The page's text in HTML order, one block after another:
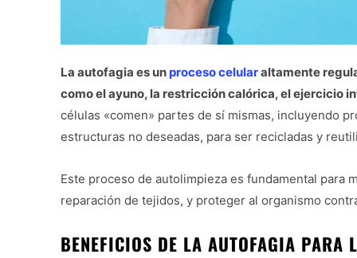
La autofagia es un proceso celularaltamente
como el ayuno, la restricción calórica, el ejercicio
células «comen» partes de sí mismas, incluyendo
estructuras no deseadas, para ser recicladas y
Este proceso de autolimpieza es fundamental para
reparación de tejidos, y proteger al organismo
BENEFICIOS DE LA AUTOFAGIA PARA